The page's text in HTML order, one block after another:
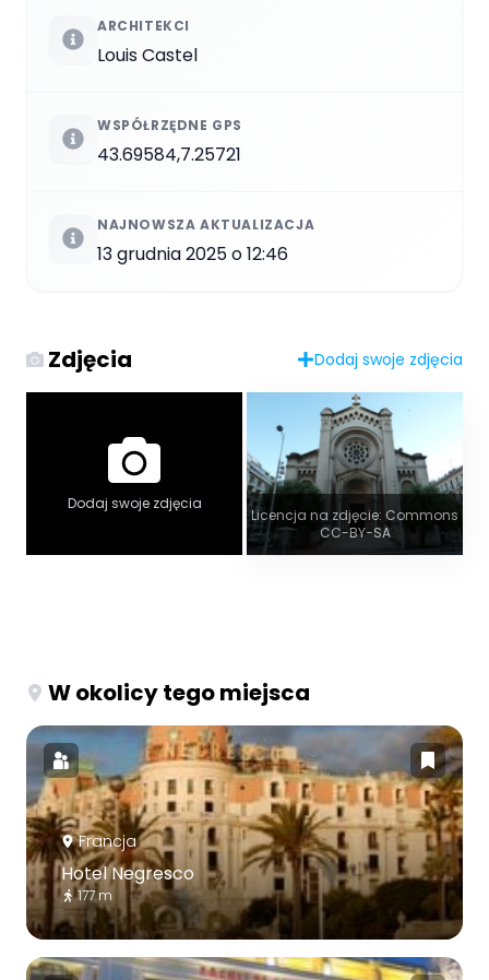
ARCHITEKCI
Louis Castel
WSPÓŁRZĘDNE GPS
43.69584,7.25721
NAJNOWSZA AKTUALIZACJA
13 grudnia 2025 o 12:46
Zdjęcia Dodaj swoje zdjęcia
Dodaj swoje zdjęcia
Licencja na zdjęcie: Commons
CC-BY-SA
W okolicy tego miejsca
Francja
Hotel Negresco
177 m